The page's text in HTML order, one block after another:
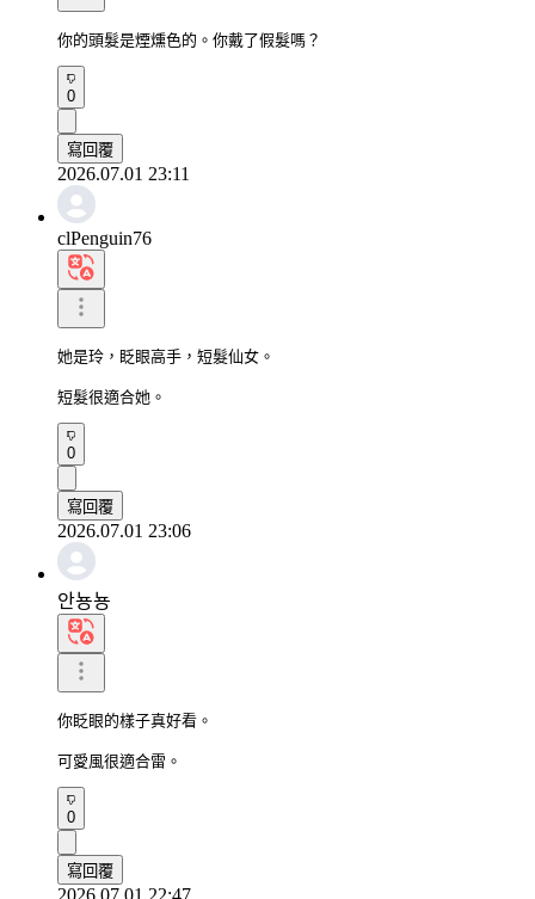
你的頭髮是煙燻色的。你戴了假髮嗎？
0
寫回覆
2026.07.01 23:11
clPenguin76
她是玲，眨眼高手，短髮仙女。
短髮很適合她。
0
寫回覆
2026.07.01 23:06
안뇽뇽
你眨眼的樣子真好看。
可愛風很適合雷。
0
寫回覆
2026.07.01 22:47